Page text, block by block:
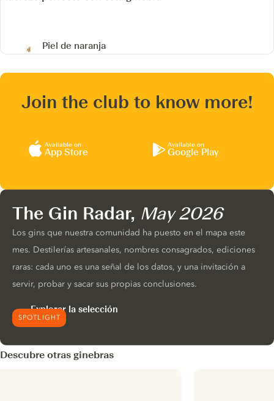
Piel de naranja
Join the club to know more!
Available on
App Store
Available on
Google Play
SPOTLIGHT
The Gin Radar, May 2026
Los gins que nuestra comunidad ha puesto en el mapa este
mes. Destilerías artesanales, nombres consagrados, ediciones
raras: cada uno es una señal de los datos, y una invitación a
servir, probar y sacar sus propias conclusiones.
Explorar la selección
Descubre otras ginebras